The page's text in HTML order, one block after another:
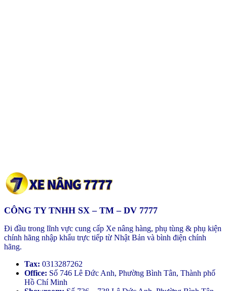
CÔNG TY TNHH SX – TM – DV 7777
Đi đầu trong lĩnh vực cung cấp Xe nâng hàng, phụ tùng & phụ kiện
chính hãng nhập khẩu trực tiếp từ Nhật Bản và bình điện chính
hãng.
Tax: 0313287262
Office: Số 746 Lê Đức Anh, Phường Bình Tân, Thành phố
Hồ Chí Minh